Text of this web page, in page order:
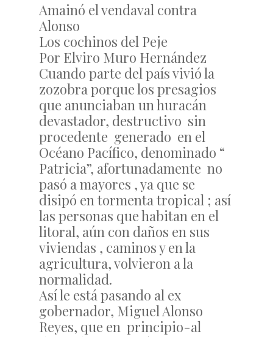
Amainó el vendaval contra
Alonso
Los cochinos del Peje
Por Elviro Muro Hernández
Cuando parte del país vivió la
zozobra porque los presagios
que anunciaban un huracán
devastador, destructivo sin
procedente generado en el
Océano Pacífico, denominado “
Patricia”, afortunadamente no
pasó a mayores , ya que se
disipó en tormenta tropical ; así
las personas que habitan en el
litoral, aún con daños en sus
viviendas , caminos y en la
agricultura, volvieron a la
normalidad.
Así le está pasando al ex
gobernador, Miguel Alonso
Reyes, que en principio-al